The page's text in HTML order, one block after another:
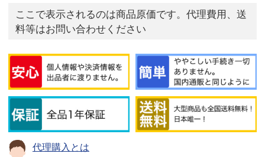
ここで表示されるのは商品原価です。代理費用、送
料等はお問い合わせください
代理購入とは